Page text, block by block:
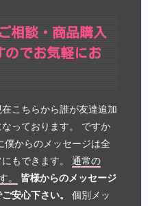
相談・商品購入
のでお気軽にお
こちらから誰が友達追加
っております。 ですか
僕からのメッセージは全
もできます。 通常の
。
皆様からのメッセージ
安心下さい。
個別メッ